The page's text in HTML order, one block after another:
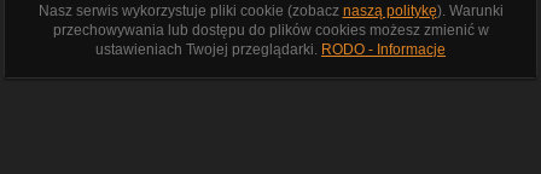
Nasz serwis wykorzystuje pliki cookie (zobacz naszą politykę). Warunki
przechowywania lub dostępu do plików cookies możesz zmienić w
ustawieniach Twojej przeglądarki. RODO - Informacje